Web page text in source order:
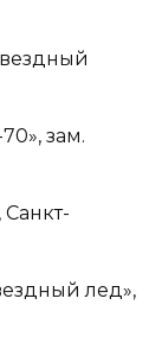
зам.
лед»,